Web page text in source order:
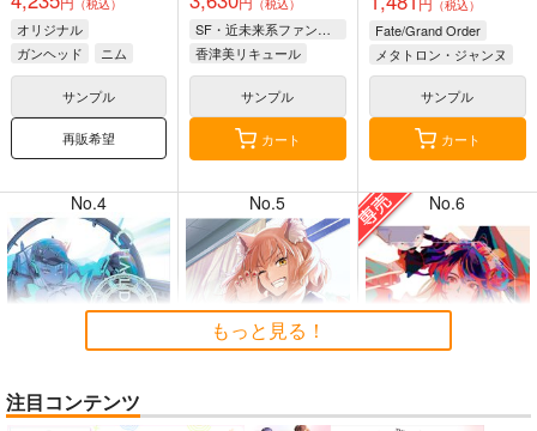
8月2日掲載 8月2日掲載
7月31日掲載
7月30日掲載 7月30日掲載
（税込）
オリジナル
ガンヘッド
ニム
ブルックリン
サンプル
再販希望
（税込）
SF・近未来系ファンタジー
香津美リキュール
キディ
サンプル
カート
（税込）
Fate/Grand Order
メタトロン・ジャンヌ
リリス
サンプル
カート
No.4 No.5 No.6
もっと見る！
注目コンテンツ